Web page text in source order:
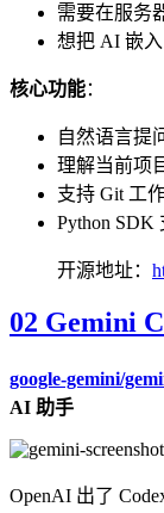
需要在服务
想把 AI 嵌
核心功能：
自然语言提
理解当前项
支持 Git 工
Python SDK
开源地址：
02 Gemini
google-gemini/
AI 助手
OpenAI 出了